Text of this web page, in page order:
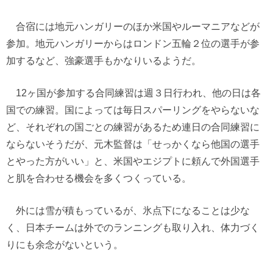
合宿には地元ハンガリーのほか米国やルーマニアなどが
参加。地元ハンガリーからはロンドン五輪２位の選手が参
加するなど、強豪選手もかなりいるようだ。
12ヶ国が参加する合同練習は週３日行われ、他の日は各
国での練習。国によっては毎日スパーリングをやらないな
ど、それぞれの国ごとの練習があるため連日の合同練習に
ならないそうだが、元木監督は「せっかくなら他国の選手
とやった方がいい」と、米国やエジプトに頼んで外国選手
と肌を合わせる機会を多くつくっている。
外には雪が積もっているが、氷点下になることは少な
く、日本チームは外でのランニングも取り入れ、体力づく
りにも余念がないという。